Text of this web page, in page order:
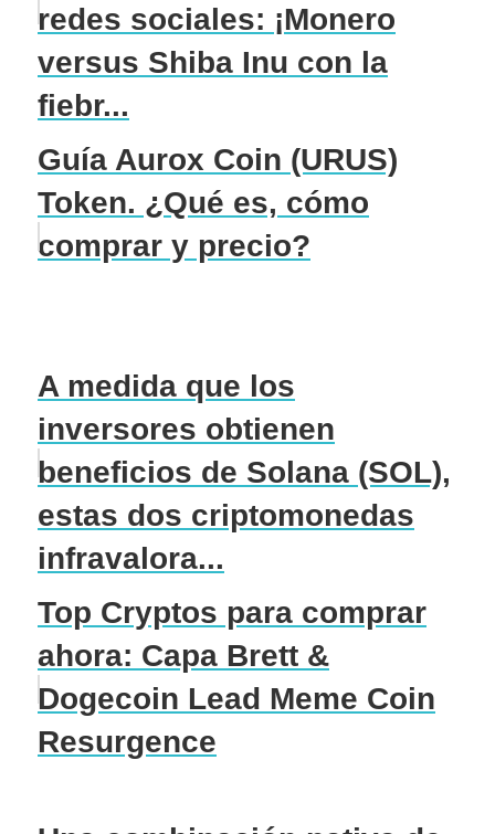
redes sociales: ¡Monero
versus Shiba Inu con la
fiebr...
Guía Aurox Coin (URUS)
Token. ¿Qué es, cómo
comprar y precio?
A medida que los
inversores obtienen
beneficios de Solana (SOL),
estas dos criptomonedas
infravalora...
Top Cryptos para comprar
ahora: Capa Brett &
Dogecoin Lead Meme Coin
Resurgence